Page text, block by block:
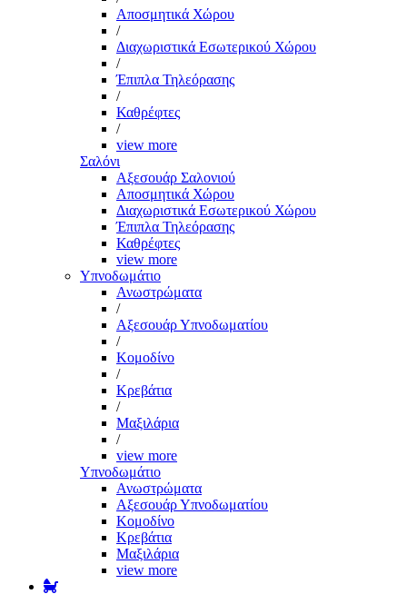
Αποσμητικά Χώρου
/
Διαχωριστικά Εσωτερικού Χώρου
/
Έπιπλα Τηλεόρασης
/
Καθρέφτες
/
view more
Σαλόνι
Αξεσουάρ Σαλονιού
Αποσμητικά Χώρου
Διαχωριστικά Εσωτερικού Χώρου
Έπιπλα Τηλεόρασης
Καθρέφτες
view more
Υπνοδωμάτιο
Ανωστρώματα
/
Αξεσουάρ Υπνοδωματίου
/
Κομοδίνο
/
Κρεβάτια
/
Μαξιλάρια
/
view more
Υπνοδωμάτιο
Ανωστρώματα
Αξεσουάρ Υπνοδωματίου
Κομοδίνο
Κρεβάτια
Μαξιλάρια
view more